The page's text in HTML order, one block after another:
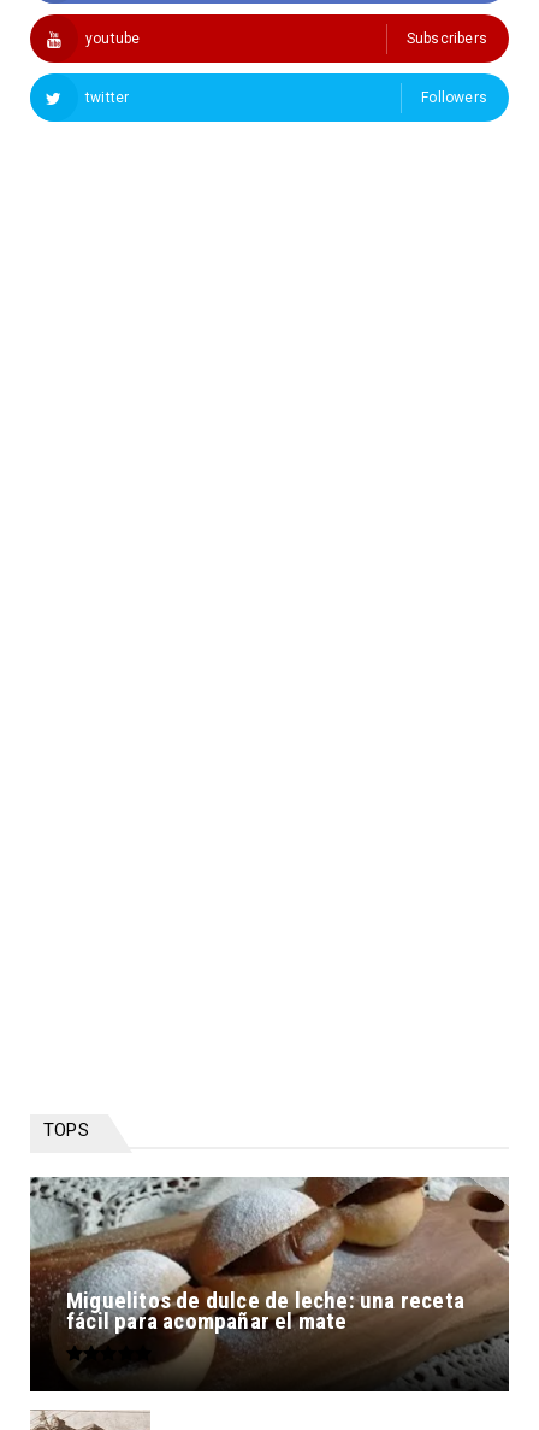
youtube Subscribers
twitter Followers
TOPS
Miguelitos de dulce de leche: una receta
fácil para acompañar el mate